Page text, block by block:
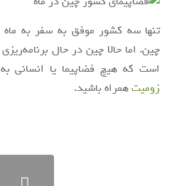
تنها سه کشور موفق به سفر به ماه
چین. اما حالا چین در حال
است که هیچ فضاپیما یا انسانی
زومیتهمراه باشید.